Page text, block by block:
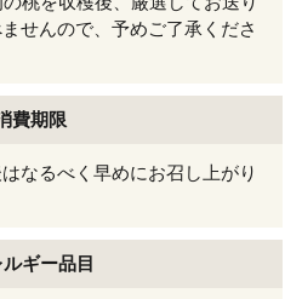
せんので、予めご了承くださ
費期限
なるべく早めにお召し上がり
ルギー品目